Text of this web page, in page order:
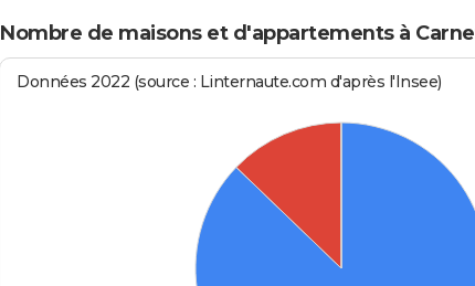
Nombre de maisons et d'appartements à
Données 2022 (source : Linternaute.com d'après l'Insee)